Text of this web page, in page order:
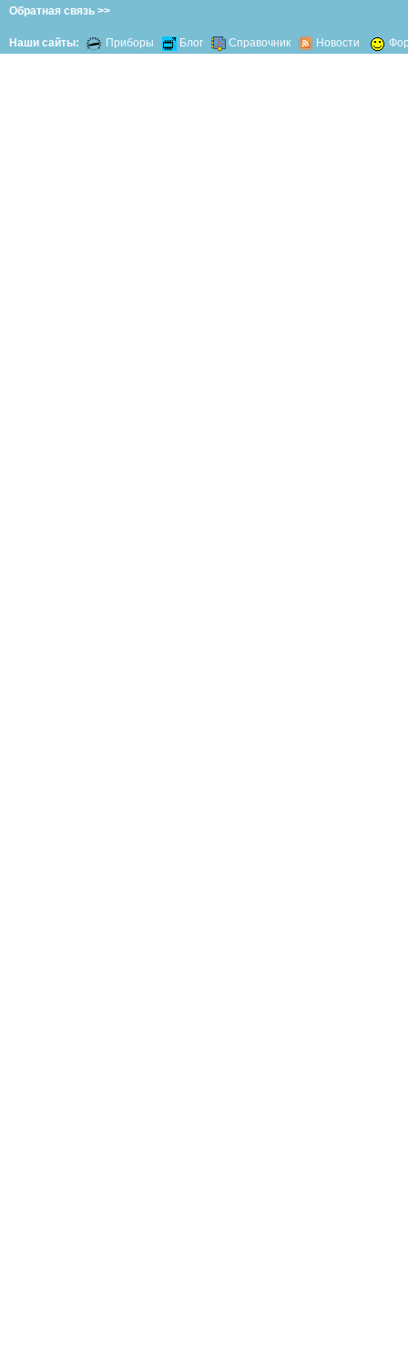
Обратная связь >>
Наши сайты: Приборы Блог Справочник Новости